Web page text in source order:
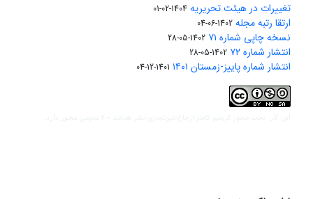
تغییرات در هیئت تحریریه 1404-02-01
ارتقا رتبه مجله 1402-06-04
نسخه چاپی شماره ۷۱ 1402-05-28
انتشار شماره ۷۲ 1402-05-28
انتشار شماره پاییز-زمستان ۱۴۰۱ 1401-12-04